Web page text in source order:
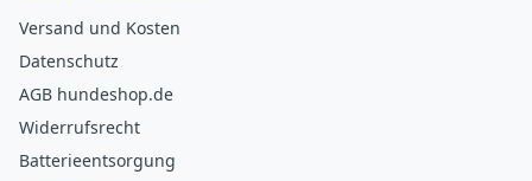
Versand und Kosten
Datenschutz
AGB hundeshop.de
Widerrufsrecht
Batterieentsorgung